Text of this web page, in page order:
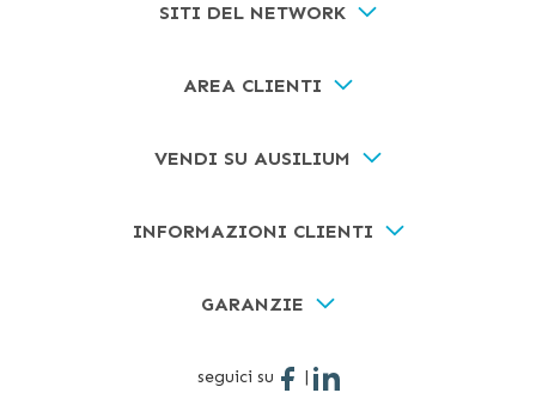
SITI DEL NETWORK
AREA CLIENTI
VENDI SU AUSILIUM
INFORMAZIONI CLIENTI
GARANZIE
seguici su |